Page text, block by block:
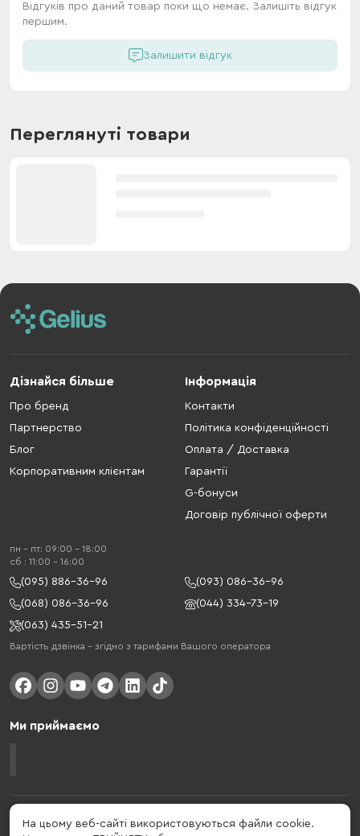
Відгуків про даний товар поки що немає. Залишіть відгук
першим.
Залишити відгук
Переглянуті товари
Дізнайся більше
Про бренд
Партнерство
Блог
Корпоративним клієнтам
Інформація
Контакти
Політика конфіденційності
Оплата / Доставка
Гарантії
G-бонуси
Договір публічної оферти
пн - пт: 09:00 - 18:00
cб : 11:00 - 16:00
(095) 886-36-96
(093) 086-36-96
(068) 086-36-96
(044) 334-73-19
(063) 435-51-21
Вартість дзвінка – згідно з тарифами Вашого оператора
Ми приймаємо
Gelius - український бренд, який активно розвивається у сфері смарт
На цьому веб-сайті використовуються файли cookie.